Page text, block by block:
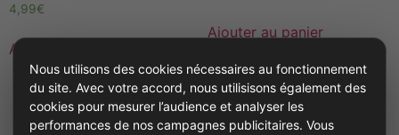
4,99€
Ajouter au panier
Ajouter au panier
Nous utilisons des cookies nécessaires au fonctionnement
du site. Avec votre accord, nous utilisisons également des
cookies pour mesurer l’audience et analyser les
performances de nos campagnes publicitaires. Vous